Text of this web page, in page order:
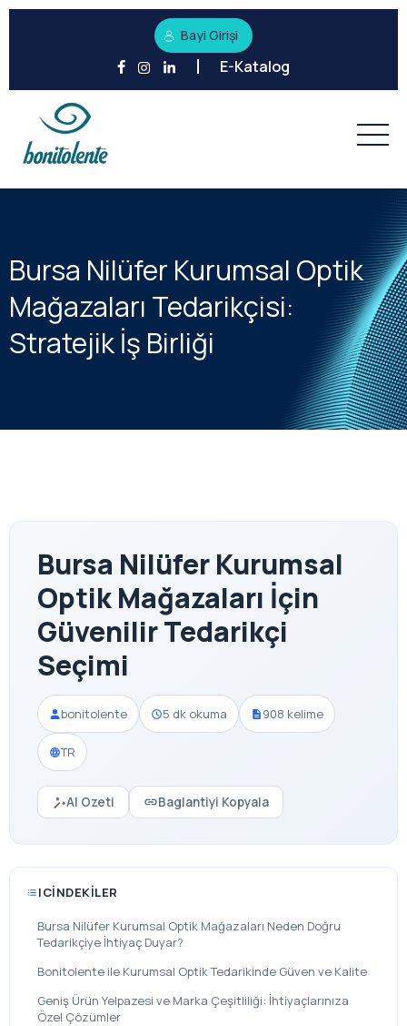
Bayi Girişi
E-Katalog
Bursa Nilüfer Kurumsal Optik
Mağazaları Tedarikçisi:
Stratejik İş Birliği
Bursa Nilüfer Kurumsal
Optik Mağazaları İçin
Güvenilir Tedarikçi
Seçimi
bonitolente 5 dk okuma 908 kelime
TR
AI Ozeti Baglantiyi Kopyala
ICINDEKILER
Bursa Nilüfer Kurumsal Optik Mağazaları Neden Doğru
Tedarikçiye İhtiyaç Duyar?
Bonitolente ile Kurumsal Optik Tedarikinde Güven ve Kalite
Geniş Ürün Yelpazesi ve Marka Çeşitliliği: İhtiyaçlarınıza
Özel Çözümler